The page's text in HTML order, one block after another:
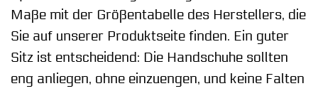
Maße mit der Größentabelle des Herstellers, die
Sie auf unserer Produktseite finden. Ein guter
Sitz ist entscheidend: Die Handschuhe sollten
eng anliegen, ohne einzuengen, und keine Falten